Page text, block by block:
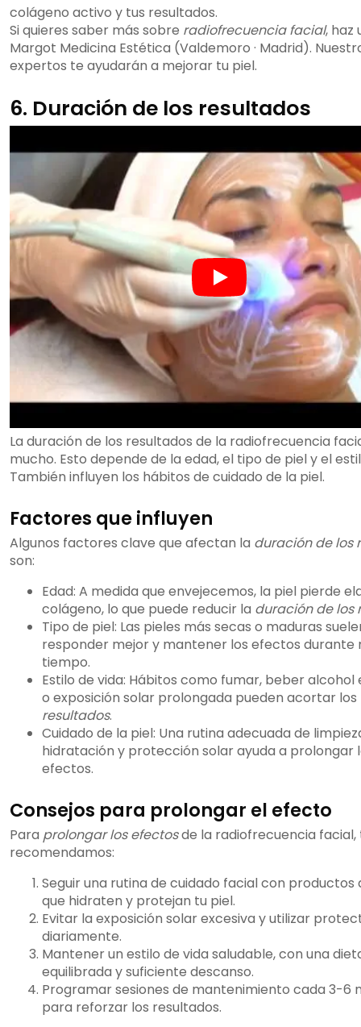
colágeno activo y tus resultados.
Si quieres saber más sobre radiofrecuencia facial, haz
Margot Medicina Estética (Valdemoro · Madrid).
expertos te ayudarán a mejorar tu piel.
6. Duración de los resultados
La duración de los resultados de la radiofrecuencia
mucho. Esto depende de la edad, el tipo de piel y el
También influyen los hábitos de cuidado de la piel.
Factores que influyen
Algunos factores clave que afectan la duración de los
son:
Edad: A medida que envejecemos, la piel pierde
colágeno, lo que puede reducir la duración de los
Tipo de piel: Las pieles más secas o maduras
responder mejor y mantener los efectos durante
tiempo.
Estilo de vida: Hábitos como fumar, beber alcohol
o exposición solar prolongada pueden acortar los
resultados.
Cuidado de la piel: Una rutina adecuada de
hidratación y protección solar ayuda a prolongar
efectos.
Consejos para prolongar el efecto
Para prolongar los efectosde la radiofrecuencia facial,
recomendamos:
Seguir una rutina de cuidado facial con productos
que hidraten y protejan tu piel.
Evitar la exposición solar excesiva y utilizar
diariamente.
Mantener un estilo de vida saludable, con una
equilibrada y suficiente descanso.
Programar sesiones de mantenimiento cada 3-6
para reforzar los resultados.